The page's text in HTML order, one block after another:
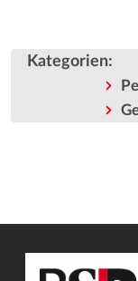
Kategorien: